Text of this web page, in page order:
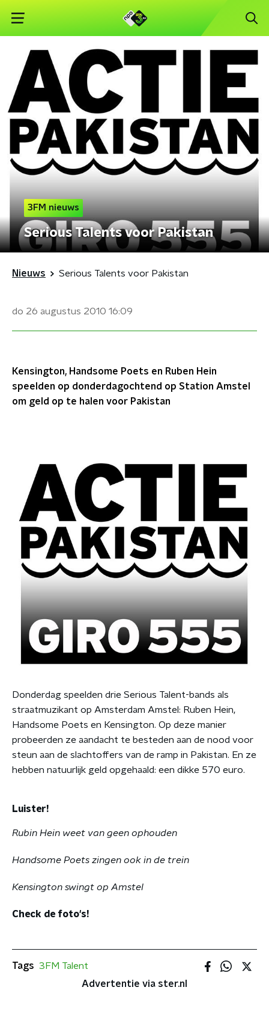
3FM nieuws
Serious Talents voor Pakistan
Nieuws Serious Talents voor Pakistan
do 26 augustus 2010 16:09
Kensington, Handsome Poets en Ruben Hein
speelden op donderdagochtend op Station Amstel
om geld op te halen voor Pakistan
Donderdag speelden drie Serious Talent-bands als
straatmuzikant op Amsterdam Amstel: Ruben Hein,
Handsome Poets en Kensington. Op deze manier
probeerden ze aandacht te besteden aan de nood voor
steun aan de slachtoffers van de ramp in Pakistan. En ze
hebben natuurlijk geld opgehaald: een dikke 570 euro.
Luister!
Rubin Hein weet van geen ophouden
Handsome Poets zingen ook in de trein
Kensington swingt op Amstel
Check de foto's!
Tags 3FM Talent
Advertentie via ster.nl